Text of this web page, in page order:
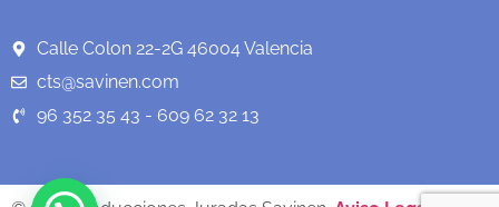
Calle Colon 22-2G 46004 Valencia
cts@savinen.com
96 352 35 43 - 609 62 32 13